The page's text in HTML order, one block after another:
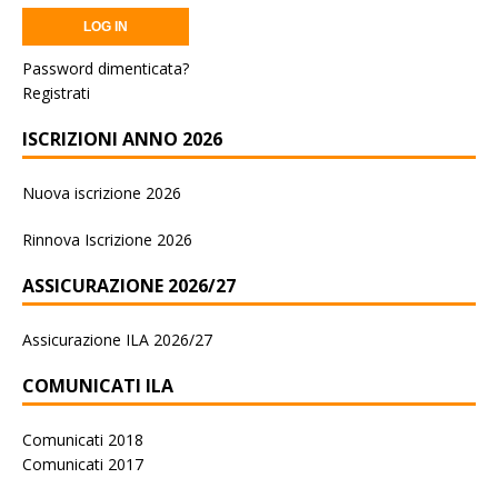
Password dimenticata?
Registrati
ISCRIZIONI ANNO 2026
Nuova iscrizione 2026
Rinnova Iscrizione 2026
ASSICURAZIONE 2026/27
Assicurazione ILA 2026/27
COMUNICATI ILA
Comunicati 2018
Comunicati 2017